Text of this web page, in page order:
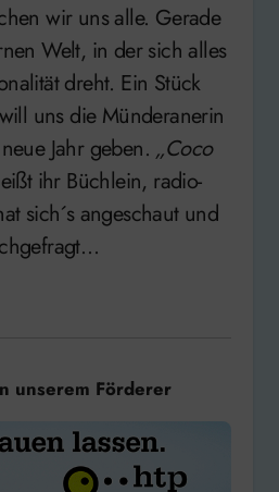
Welt, in der sich alles
dreht. Ein Stück
uns die Münderanerin
Jahr geben. „Coco
ihr Büchlein, radio-
sich´s angeschaut und
unserem Förderer